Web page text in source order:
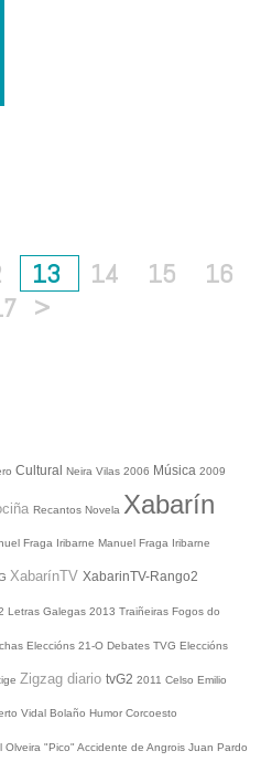
13 14 15
16
>
Cultural Neira Vilas 2006 Música 2009
Recantos Novela Xabarín
Fraga Iribarne Manuel Fraga Iribarne
XabarínTV XabarinTV-Rango2
Letras Galegas 2013 Traiñeiras Fogos do
Eleccións 21-O Debates TVG Eleccións
Zigzag diario tvG2 2011 Celso Emilio
Vidal Bolaño Humor Corcoesto
Olveira "Pico" Accidente de Angrois Juan Pardo